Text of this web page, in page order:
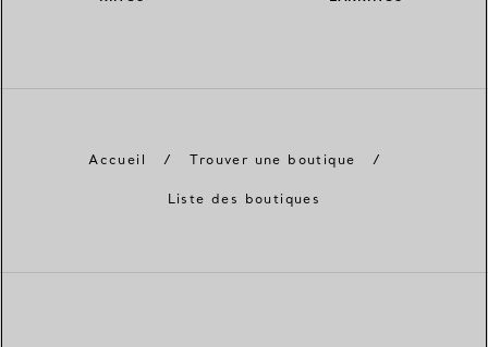
Accueil / Trouver une boutique /
Liste des boutiques